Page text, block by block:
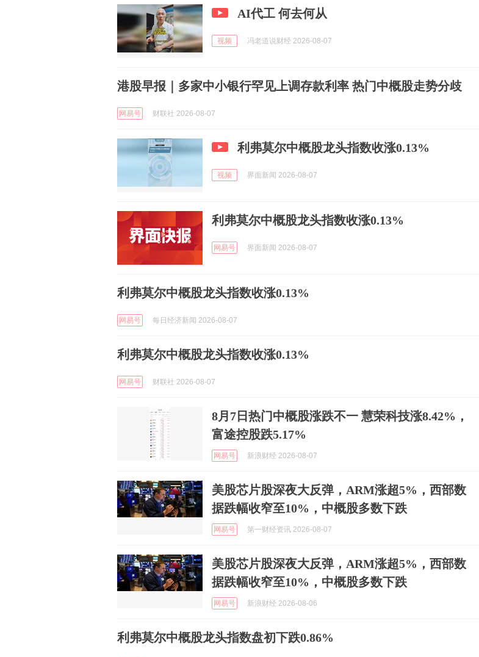
AI代工 何去何从
视频 冯老道说财经 2026-08-07
港股早报｜多家中小银行罕见上调存款利率 热门中概股走势分歧
网易号 财联社 2026-08-07
利弗莫尔中概股龙头指数收涨0.13%
视频 界面新闻 2026-08-07
利弗莫尔中概股龙头指数收涨0.13%
网易号 界面新闻 2026-08-07
利弗莫尔中概股龙头指数收涨0.13%
网易号 每日经济新闻 2026-08-07
利弗莫尔中概股龙头指数收涨0.13%
网易号 财联社 2026-08-07
8月7日热门中概股涨跌不一 慧荣科技涨8.42%，
富途控股跌5.17%
网易号 新浪财经 2026-08-07
美股芯片股深夜大反弹，ARM涨超5%，西部数
据跌幅收窄至10%，中概股多数下跌
网易号 第一财经资讯 2026-08-07
美股芯片股深夜大反弹，ARM涨超5%，西部数
据跌幅收窄至10%，中概股多数下跌
网易号 新浪财经 2026-08-06
利弗莫尔中概股龙头指数盘初下跌0.86%